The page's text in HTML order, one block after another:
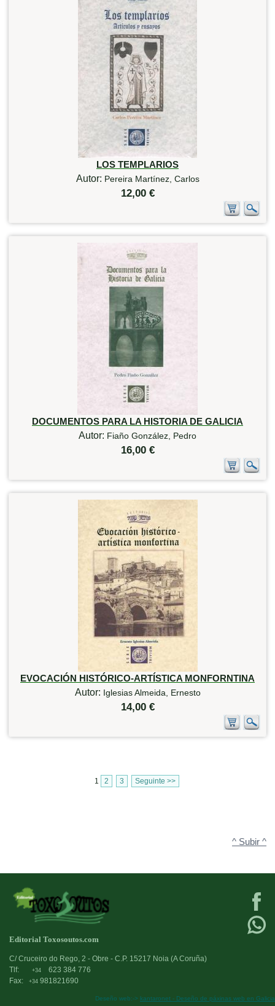
LOS TEMPLARIOS
Autor: Pereira Martínez, Carlos
12,00 €
DOCUMENTOS PARA LA HISTORIA DE GALICIA
Autor: Fiaño González, Pedro
16,00 €
EVOCACIÓN HISTÓRICO-ARTÍSTICA MONFORNTINA
Autor: Iglesias Almeida, Ernesto
14,00 €
1 2 3 Seguinte >>
^ Subir ^
Editorial Toxosoutos.com
C/ Cruceiro do Rego, 2 - Obre - C.P. 15217 Noia (A Coruña)
Tlf:
+34
623 384 776
Fax:
+34 981821690
Deseño web:-> kantaronet - Deseño de páxinas web en Galicia